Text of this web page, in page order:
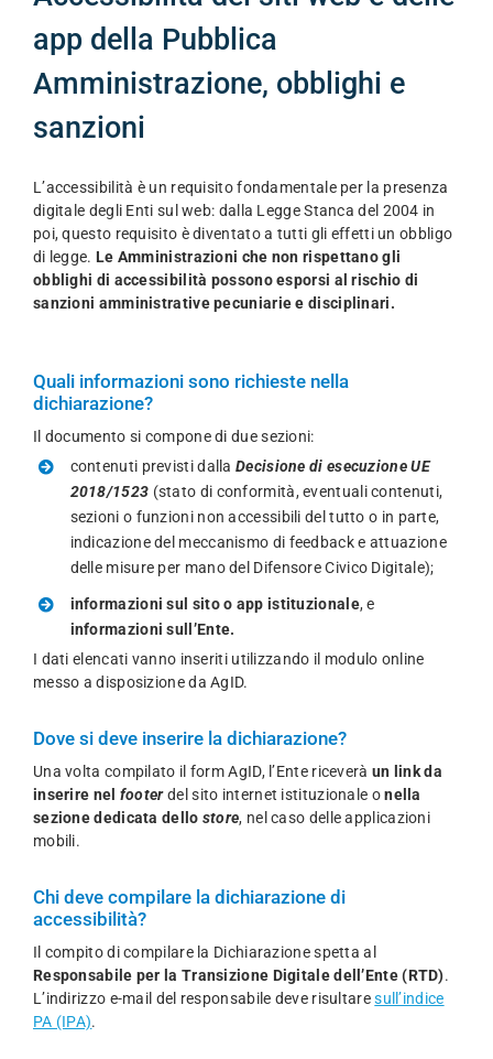
Chi siamo
app della Pubblica
Amministrazione, obblighi e
sanzioni
L’accessibilità è un requisito fondamentale per la presenza
digitale degli Enti sul web: dalla Legge Stanca del 2004 in
poi, questo requisito è diventato a tutti gli effetti un obbligo
di legge. Le Amministrazioni che non rispettano gli
obblighi di accessibilità possono esporsi al rischio di
sanzioni amministrative pecuniarie e disciplinari.
Quali informazioni sono richieste nella
dichiarazione?
Il documento si compone di due sezioni:
contenuti previsti dallaDecisione di esecuzione UE
2018/1523 (stato di conformità, eventuali contenuti,
sezioni o funzioni non accessibili del tutto o in parte,
indicazione del meccanismo di feedback e attuazione
delle misure per mano del Difensore Civico Digitale);
informazioni sul sito o app istituzionale, e
informazioni sull’Ente.
I dati elencati vanno inseriti utilizzando il modulo online
messo a disposizione da AgID.
Dove si deve inserire la dichiarazione?
Una volta compilato il form AgID, l’Ente riceverà un link da
inserire nel footer del sito internet istituzionale onella
sezione dedicata dello store, nel caso delle applicazioni
mobili.
Chi deve compilare la dichiarazione di
accessibilità?
Il compito di compilare la Dichiarazione spetta al
Responsabile per la Transizione Digitale dell’Ente (RTD).
L’indirizzo e-mail del responsabile deve risultaresull’indice
PA (IPA).